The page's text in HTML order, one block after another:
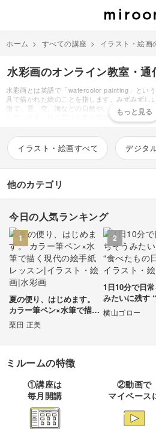
ホーム > すべての講座 > イラスト・絵画
水彩画のオンライン教室・通
水彩画とは英語で「watercolor painting」とい
具で描かれた絵のことを指します。みずみずし
徴で、雲、空、海などの自然や、木、花などの
しています。特に花は人気の題材であり、桜や
季節ごとに様々な花が描かれています。水彩画
切。紙は水を含むと伸び、乾燥すると縮む性質
いていくと紙がたわんだり波打ってしまいます
前に水彩紙に水を含ませて板に張りつける作業
もしれませんが、きれいな絵を描くためには欠
わったら画用紙に下書きしてペン入れし、着色
ンの2種類があり、どちらにするかによって絵
る順番は描く題材によって変わりますが、風景
ることが多いです。初心者は簡単な題材から描
てきたら動物や人物など、細かい描写の増える
う。描いたイラストはPCに取り込み壁紙など
す。
イラスト・絵画すべて デジタ
他のカテゴリ
刺繍
すべて
伝統刺繍
その他刺繍
刺し子
クロスステッチ
すべて
棒針編み
かぎ針編み
マクラメ
クラフトバンド
ソーイング
すべて
パッチワーク
布小物
和裁
洋裁
すべて
デッサン
ボールペンイラスト
アクリル絵の具
アルコールインクアート
ミニチュア・クレイ
クラフト
フェイクスイーツ
ミニチュアフード
ミニチュア雑貨
ドール服
ドールハウス
ネイル検定
プラバンアクセサリー
キャンドル
すべて
すべて
絵付け・ペインティ
ング
今日の人気ランキング
1
夏の便り、はじめます。
カラー筆ペン×水筆で描く
現代の絵手紙レッスン
栗田 正美
2
1日10分で日
みたいに残す
の日記”講座
横山ゴロー
ミルームの特徴
①講座は
毎月開講
②動画で
マイペース